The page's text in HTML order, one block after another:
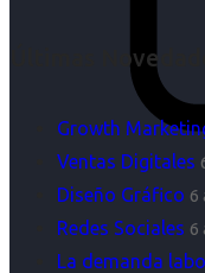
Últimas
Growth
Ventas Digitales
Diseño Gráfico 6
Redes Sociales 6
La demanda